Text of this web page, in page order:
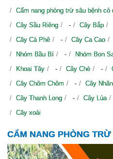
Cẩm nang phòng trừ sâu bệnh cỏ
Cây Sầu Riêng
- Cây Bắp
Cây Cà Phê
- Cây Ca Cao
Nhóm Bầu Bí
- Nhóm Bon
Khoai Tây
- Cây Chè -
Cây Chôm Chôm
- Cây Nhãn
Cây Thanh Long
- Cây Lúa
Cây xoài
CẨM NANG PHÒNG